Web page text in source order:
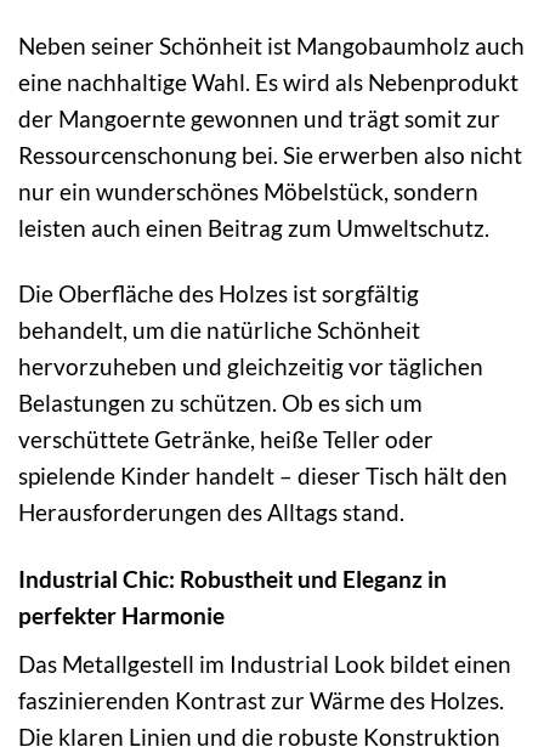
Neben seiner Schönheit ist Mangobaumholz auch
eine nachhaltige Wahl. Es wird als Nebenprodukt
der Mangoernte gewonnen und trägt somit zur
Ressourcenschonung bei. Sie erwerben also nicht
nur ein wunderschönes Möbelstück, sondern
leisten auch einen Beitrag zum Umweltschutz.
Die Oberfläche des Holzes ist sorgfältig
behandelt, um die natürliche Schönheit
hervorzuheben und gleichzeitig vor täglichen
Belastungen zu schützen. Ob es sich um
verschüttete Getränke, heiße Teller oder
spielende Kinder handelt – dieser Tisch hält den
Herausforderungen des Alltags stand.
Industrial Chic: Robustheit und Eleganz in
perfekter Harmonie
Das Metallgestell im Industrial Look bildet einen
faszinierenden Kontrast zur Wärme des Holzes.
Die klaren Linien und die robuste Konstruktion